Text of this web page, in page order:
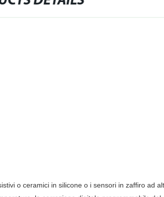
o ceramici in silicone o i sensori in zaffiro ad